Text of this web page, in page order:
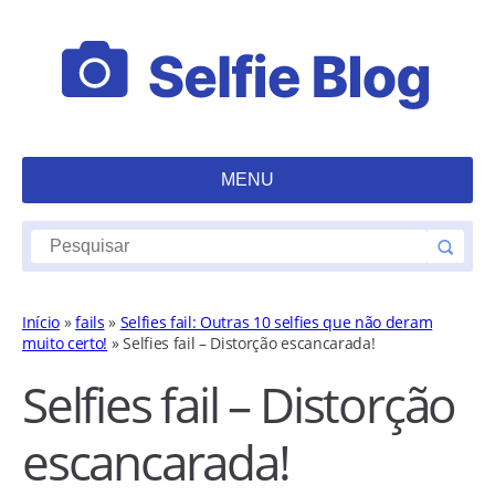
MENU
Início »fails » Selfies fail: Outras 10 selfies que não deram
muito certo! »Selfies fail – Distorção escancarada!
Selfies fail – Distorção
escancarada!